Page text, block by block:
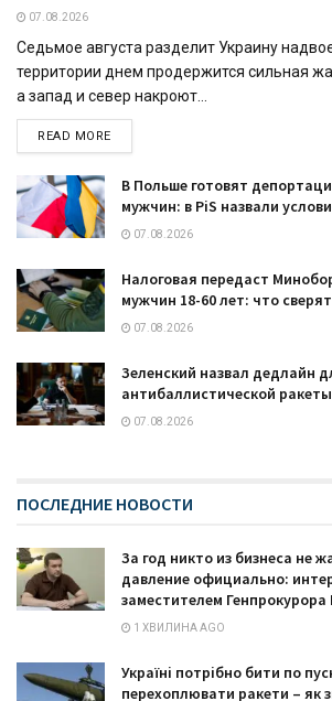
07.08.2026
Седьмое августа разделит Украину
территории днем продержится сильная
а запад и север накроют...
READ MORE
В Польше готовят
мужчин: в PiS назвали
07.08.2026
Налоговая передаст
мужчин 18-60 лет: что
07.08.2026
Зеленский назвал дедлайн
антибаллистической
07.08.2026
ПОСЛЕДНИЕ НОВОСТИ
За год никто из бизнеса не
давление официально:
заместителем
1 ХВИЛИНА AGO
Україні потрібно бити по
перехоплювати ракети – як